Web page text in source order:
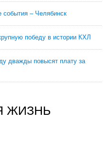
– Челябинск
победу в истории КХЛ
дважды повысят плату за
ЖИЗНЬ